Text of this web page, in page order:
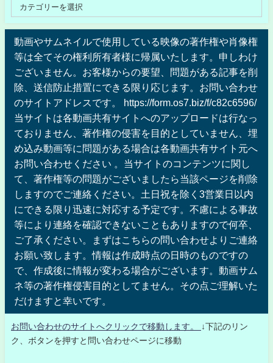
動画やサムネイルで使用している映像の著作権や肖像権
等は全てその権利所有者様に帰属いたします。申しわけ
ございません。お客様からの要望、問題がある記事を削
除、送信防止措置にできる限り応じます。お問い合わせ
のサイトアドレスです。 https://form.os7.biz/f/c82c6596/
当サイトは各動画共有サイトへのアップロードは行なっ
ておりません、著作権の侵害を目的としていません、埋
め込み動画等に問題がある場合は各動画共有サイト元へ
お問い合わせください 。当サイトのコンテンツに関し
て、著作権等の問題がございましたら当該ページを削除
しますのでご連絡ください。土日祝を除く3営業日以内
にできる限り迅速に対応する予定です。不慮による事故
等により連絡を確認できないこともありますので何卒、
ご了承ください。まずはこちらの問い合わせよりご連絡
お願い致します。情報は作成時点の日時のものですの
で、作成後に情報が変わる場合がございます。動画サム
ネ等の著作権侵害目的としてません。その点ご理解いた
だけますと幸いです。
お問い合わせのサイトへクリックで移動します。
↓下記のリン
ク、ボタンを押すと問い合わせページに移動